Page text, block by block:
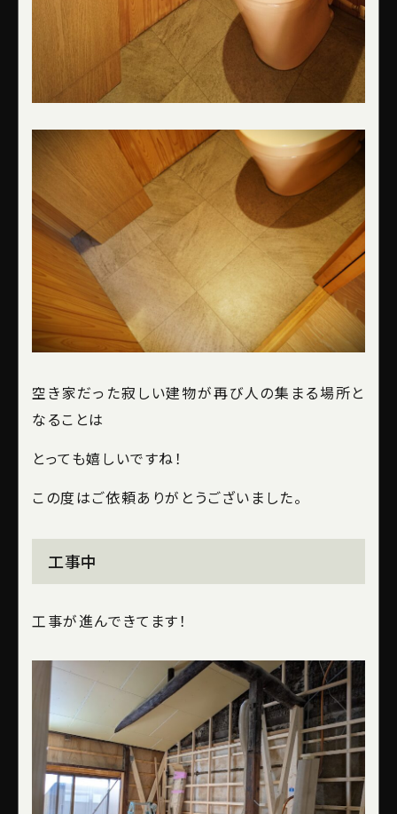
空き家だった寂しい建物が再び人の集まる場所と
なることは
とっても嬉しいですね！
この度はご依頼ありがとうございました。
工事中
工事が進んできてます！